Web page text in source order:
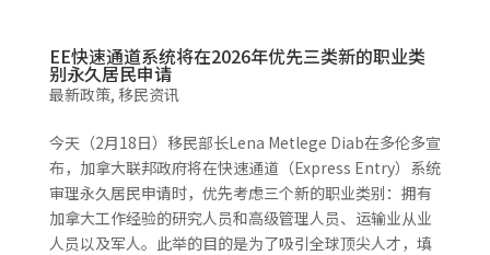
EE快速通道系统将在2026年优先三类新的职业类
别永久居民申请
最新政策, 移民资讯
今天（2月18日）移民部长Lena Metlege Diab在多伦多宣
布，加拿大联邦政府将在快速通道（Express Entry）系统
审理永久居民申请时，优先考虑三个新的职业类别：拥有
加拿大工作经验的研究人员和高级管理人员、运输业从业
人员以及军人。此举的目的是为了吸引全球顶尖人才，填